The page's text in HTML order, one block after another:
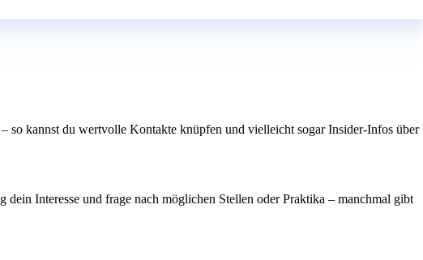
so kannst du wertvolle Kontakte knüpfen und vielleicht sogar Insider-Infos über
Interesse und frage nach möglichen Stellen oder Praktika – manchmal gibt